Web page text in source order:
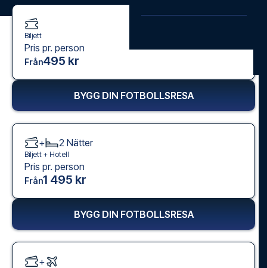
Biljett
Pris pr. person
Från495 kr
BYGG DIN FOTBOLLSRESA
+ 2 Nätter
Biljett + Hotell
Pris pr. person
Från1 495 kr
BYGG DIN FOTBOLLSRESA
+